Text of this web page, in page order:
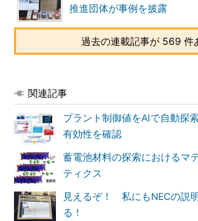
推進団体が事例を披露
過去の連載記事が 569 件
関連記事
プラント制御値をAIで自動探
有効性を確認
蓄電池材料の探索におけるマ
ティクス
見えるぞ！ 私にもNECの説
る！